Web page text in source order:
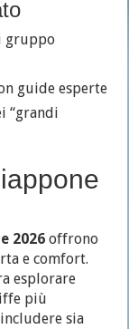
gruppo
guide esperte
“grandi
2026 offrono
e comfort.
esplorare
più
sia